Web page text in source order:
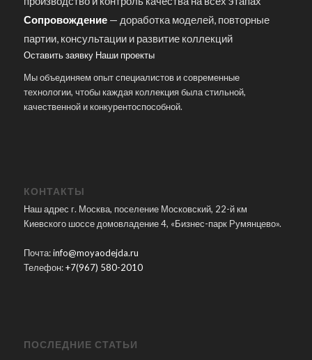
Сопровождение— доработка моделей, повторные
партии, консультации и развитие коллекций
Оставить заявку Наши проекты
Мы объединяем опыт специалистов и современные
технологии, чтобы каждая коллекция была стильной,
качественной и конкурентоспособной.
КОНТАКТЫ
Наш адрес г. Москва, поселение Московский, 22-й км
Киевского шоссе домовладение 4, «Бизнес-парк Румянцево».
Почта:info@moyaodejda.ru
Телефон:+7(967) 580-2010
ПОСЛЕДНИЕ СТАТЬИ